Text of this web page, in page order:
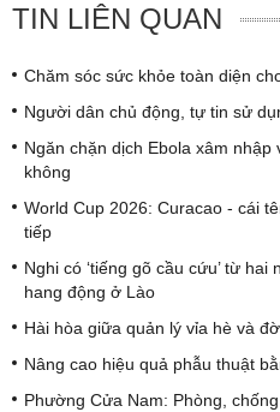
TIN LIÊN QUAN
Chăm sóc sức khỏe toàn diện
Người dân chủ động, tự tin sử
Ngăn chặn dịch Ebola xâm
không
World Cup 2026: Curacao - cái
tiếp
Nghi có ‘tiếng gõ cầu cứu’ từ
hang động ở Lào
Hài hòa giữa quản lý vỉa hè và
Nâng cao hiệu quả phẫu thuật
Phường Cửa Nam: Phòng,